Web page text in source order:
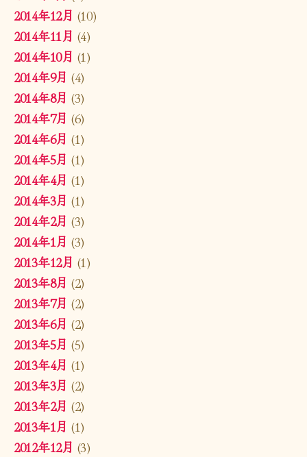
2014年12月 (10)
2014年11月 (4)
2014年10月 (1)
2014年9月 (4)
2014年8月 (3)
2014年7月 (6)
2014年6月 (1)
2014年5月 (1)
2014年4月 (1)
2014年3月 (1)
2014年2月 (3)
2014年1月 (3)
2013年12月 (1)
2013年8月 (2)
2013年7月 (2)
2013年6月 (2)
2013年5月 (5)
2013年4月 (1)
2013年3月 (2)
2013年2月 (2)
2013年1月 (1)
2012年12月 (3)